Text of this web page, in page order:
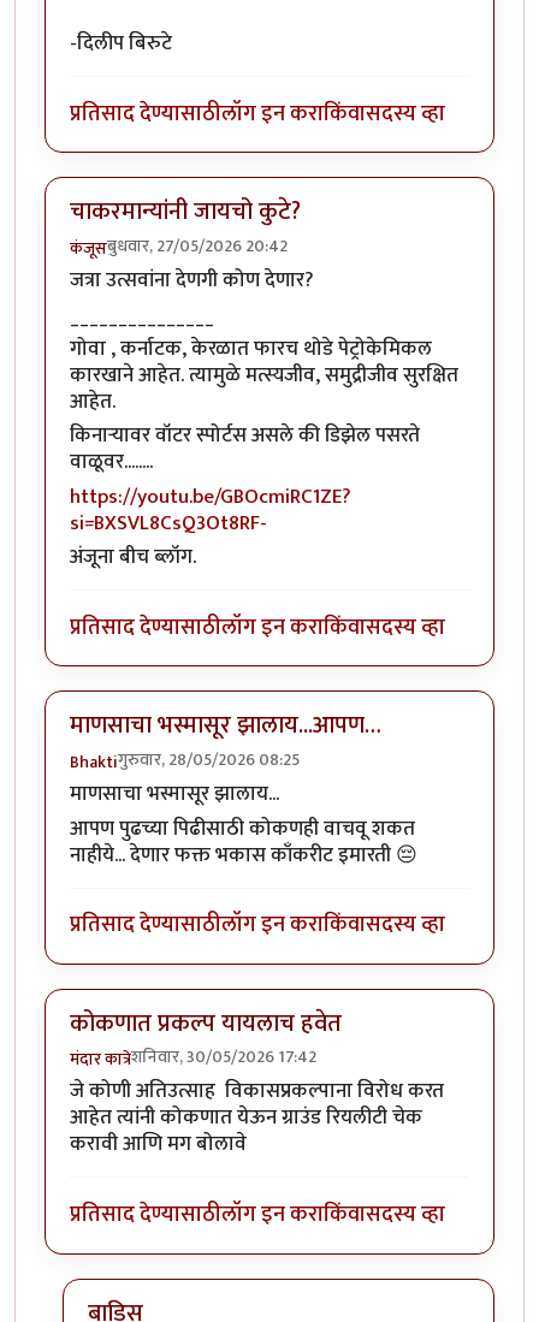
-दिलीप बिरुटे
प्रतिसाद देण्यासाठीलॉग इन कराकिंवासदस्य व्हा
चाकरमान्यांनी जायचो कुटे?
कंजूसबुधवार, 27/05/2026 20:42
जत्रा उत्सवांना देणगी कोण देणार?
गोवा , कर्नाटक, केरळात फारच थोडे पेट्रोकेमिकल
कारखाने आहेत. त्यामुळे मत्स्यजीव, समुद्रीजीव सुरक्षित
आहेत.
किनाऱ्यावर वॉटर स्पोर्टस असले की डिझेल पसरते
वाळूवर........
https://youtu.be/GBOcmiRC1ZE?
si=BXSVL8CsQ3Ot8RF-
अंजूना बीच ब्लॉग.
प्रतिसाद देण्यासाठीलॉग इन कराकिंवासदस्य व्हा
माणसाचा भस्मासूर झालाय...आपण…
Bhaktiगुरुवार, 28/05/2026 08:25
माणसाचा भस्मासूर झालाय...
आपण पुढच्या पिढीसाठी कोकणही वाचवू शकत
नाहीये... देणार फक्त भकास काँकरीट इमारती 😔
प्रतिसाद देण्यासाठीलॉग इन कराकिंवासदस्य व्हा
कोकणात प्रकल्प यायलाच हवेत
मंदार कात्रेशनिवार, 30/05/2026 17:42
जे कोणी अतिउत्साह विकासप्रकल्पाना विरोध करत
आहेत त्यांनी कोकणात येऊन ग्राउंड रियलीटी चेक
करावी आणि मग बोलावे
प्रतिसाद देण्यासाठीलॉग इन कराकिंवासदस्य व्हा
बाडिस